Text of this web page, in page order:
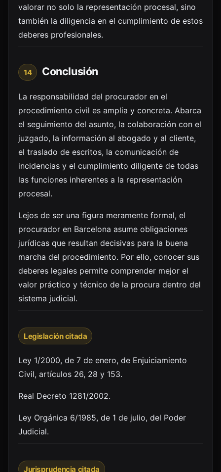
valorar no solo la representación procesal, sino
también la diligencia en el cumplimiento de estos
deberes profesionales.
14 Conclusión
La responsabilidad del procurador en el
procedimiento civil es amplia y concreta. Abarca
el seguimiento del asunto, la colaboración con el
juzgado, la información al abogado y al cliente,
el traslado de escritos, la comunicación de
incidencias y el cumplimiento diligente de todas
las funciones inherentes a la representación
procesal.
Lejos de ser una figura meramente formal, el
procurador en Barcelona asume obligaciones
jurídicas que resultan decisivas para la buena
marcha del procedimiento. Por ello, conocer sus
deberes legales permite comprender mejor el
valor práctico y técnico de la procura dentro del
sistema judicial.
Legislación citada
Ley 1/2000, de 7 de enero, de Enjuiciamiento
Civil, artículos 26, 28 y 153.
Real Decreto 1281/2002.
Ley Orgánica 6/1985, de 1 de julio, del Poder
Judicial.
Jurisprudencia citada